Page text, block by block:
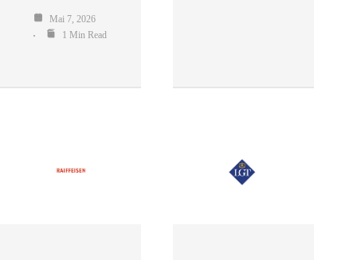
Mai 7, 2026
1 Min Read